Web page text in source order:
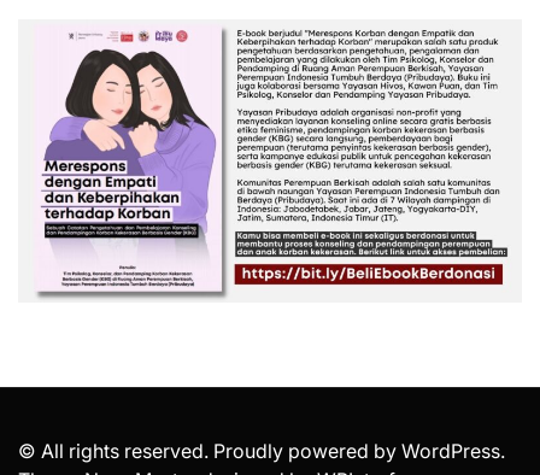
© All rights reserved. Proudly powered by WordPress.